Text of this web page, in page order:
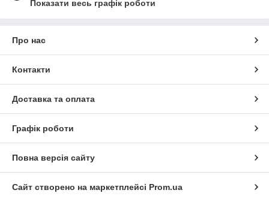
Показати весь графік роботи
Про нас
Контакти
Доставка та оплата
Графік роботи
Повна версія сайту
Сайт створено на маркетплейсі Prom.ua